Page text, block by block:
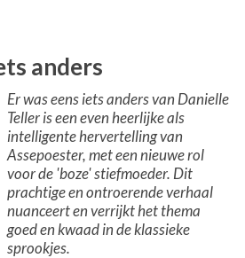
anders
Er was eens iets anders van Danielle
Teller is een even heerlijke als
intelligente hervertelling van
Assepoester, met een nieuwe rol
voor de 'boze' stiefmoeder. Dit
prachtige en ontroerende verhaal
nuanceert en verrijkt het thema
goed en kwaad in de klassieke
sprookjes.